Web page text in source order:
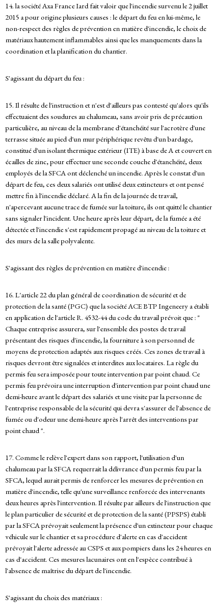
14. la société Axa France Iard fait valoir que l'incendie survenu le 2 juillet
2015 a pour origine plusieurs causes : le départ du feu en lui-même, le
non-respect des règles de prévention en matière d'incendie, le choix de
matériaux hautement inflammables ainsi que les manquements dans la
coordination et la planification du chantier.
S'agissant du départ du feu :
15. Il résulte de l'instruction et n'est d'ailleurs pas contesté qu'alors qu'ils
effectuaient des soudures au chalumeau, sans avoir pris de précaution
particulière, au niveau de la membrane d'étanchéité sur l'acrotère d'une
terrasse située au pied d'un mur périphérique revêtu d'un bardage,
constitué d'un isolant thermique extérieur (ITE) à base de A et couvert en
écailles de zinc, pour effectuer une seconde couche d'étanchéité, deux
employés de la SFCA ont déclenché un incendie. Après le constat d'un
départ de feu, ces deux salariés ont utilisé deux extincteurs et ont pensé
mettre fin à l'incendie déclaré. A la fin de la journée de travail,
n'apercevant aucune trace de fumée sur la toiture, ils ont quitté le chantier
sans signaler l'incident. Une heure après leur départ, de la fumée a été
détectée et l'incendie s'est rapidement propagé au niveau de la toiture et
des murs de la salle polyvalente.
S'agissant des règles de prévention en matière d'incendie :
16. L'article 22 du plan général de coordination de sécurité et de
protection de la santé (PGC) que la société ACE BTP Ingeneery a établi
en application de l'article R. 4532-44 du code du travail prévoit que : "
Chaque entreprise assurera, sur l'ensemble des postes de travail
présentant des risques d'incendie, la fourniture à son personnel de
moyens de protection adaptés aux risques créés. Ces zones de travail à
risques devront être signalées et interdites aux locataires. La règle du
permis feu sera imposée pour toute intervention par point chaud. Ce
permis feu prévoira une interruption d'intervention par point chaud une
demi-heure avant le départ des salariés et une visite par la personne de
l'entreprise responsable de la sécurité qui devra s'assurer de l'absence de
fumée ou d'odeur une demi-heure après l'arrêt des interventions par
point chaud ".
17. Comme le relève l'expert dans son rapport, l'utilisation d'un
chalumeau par la SFCA requerrait la délivrance d'un permis feu par la
SFCA, lequel aurait permis de renforcer les mesures de prévention en
matière d'incendie, telle qu'une surveillance renforcée des intervenants
deux heures après l'intervention. Il résulte par ailleurs de l'instruction que
le plan particulier de sécurité et de protection de la santé (PPSPS) établi
par la SFCA prévoyait seulement la présence d'un extincteur pour chaque
véhicule sur le chantier et sa procédure d'alerte en cas d'accident
prévoyait l'alerte adressée au CSPS et aux pompiers dans les 24 heures en
cas d'accident. Ces mesures lacunaires ont en l'espèce contribué à
l'absence de maîtrise du départ de l'incendie.
S'agissant du choix des matériaux :